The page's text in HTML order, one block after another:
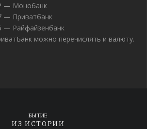
— Монобанк
— Приватбанк
— Райфайзенбанк
можно перечислять и валюту.
БЫТИЕ
ИЗ ИСТОРИИ